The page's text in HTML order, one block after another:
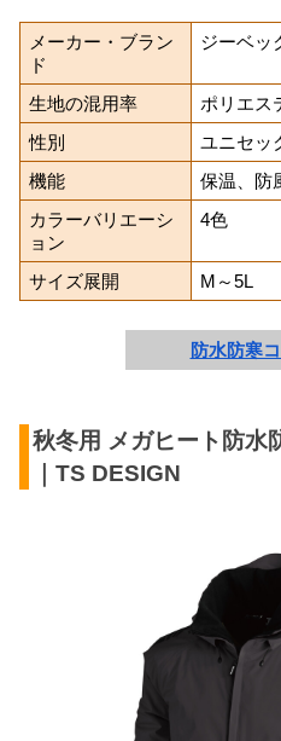
メーカー・ブラン
ド
ジーベッ
生地の混用率
ポリエス
性別
ユニセッ
機能
保温、防
カラーバリエーシ
ョン
4色
サイズ展開 M～5L
防水防寒
秋冬用 メガヒート防水
｜TS DESIGN